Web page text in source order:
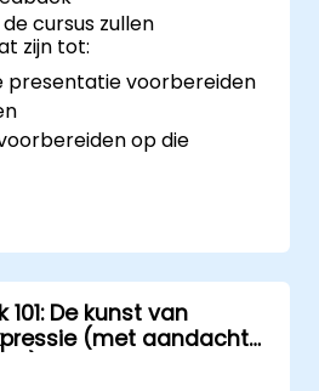
cursus zullen
zijn tot:
presentatie voorbereiden
op die
hulpmiddelen gebruiken
kan inzetten om een
te creëren
typen
hun presentaties
De kunst van
(met aandacht